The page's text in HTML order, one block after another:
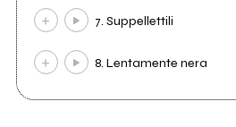
7. Suppellettili
8. Lentamente nera